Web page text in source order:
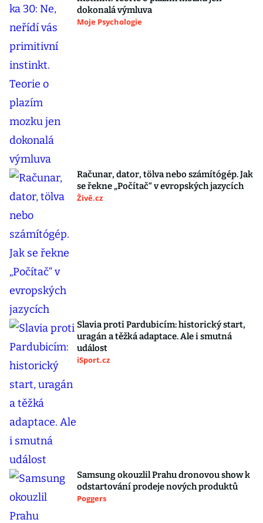
dokonalá výmluva
Moje Psychologie
Računar, dator, tölva nebo számítógép. Jak
se řekne „Počítač“ v evropských jazycích
Živě.cz
Slavia proti Pardubicím: historický start,
uragán a těžká adaptace. Ale i smutná
událost
iSport.cz
Samsung okouzlil Prahu dronovou show k
odstartování prodeje nových produktů
Poggers